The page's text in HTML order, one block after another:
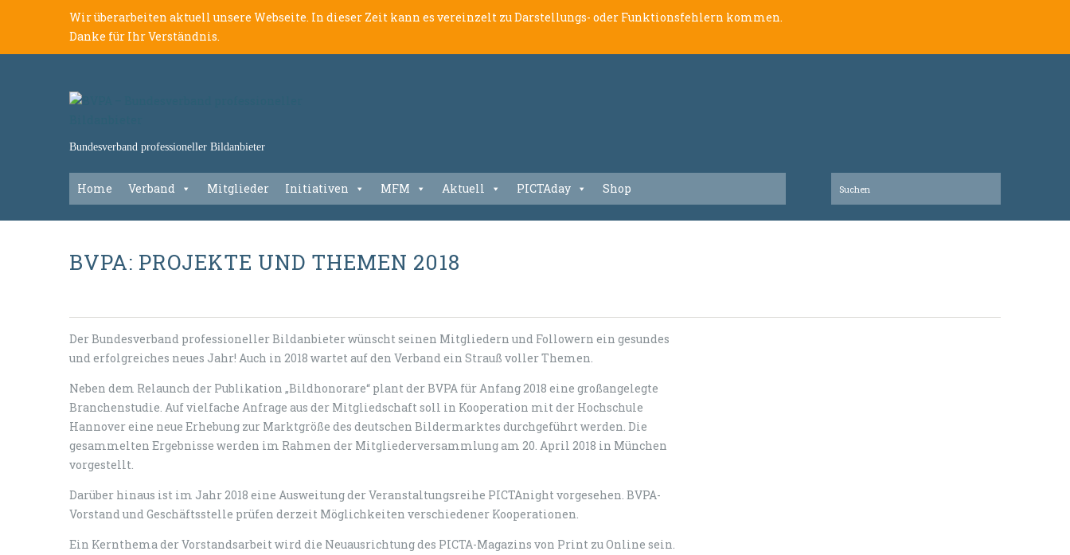
Wir überarbeiten aktuell unsere Webseite. In dieser Zeit kann es vereinzelt zu Darstellungs- oder Funktionsfehlern kommen.
Danke für Ihr Verständnis.
Bundesverband professioneller Bildanbieter
Home Verband Mitglieder Initiativen MFM Aktuell PICTAday Shop
BVPA: PROJEKTE UND THEMEN 2018
Der Bundesverband professioneller Bildanbieter wünscht seinen Mitgliedern und Followern ein gesundes
und erfolgreiches neues Jahr! Auch in 2018 wartet auf den Verband ein Strauß voller Themen.
Neben dem Relaunch der Publikation „Bildhonorare“ plant der BVPA für Anfang 2018 eine großangelegte
Branchenstudie. Auf vielfache Anfrage aus der Mitgliedschaft soll in Kooperation mit der Hochschule
Hannover eine neue Erhebung zur Marktgröße des deutschen Bildermarktes durchgeführt werden. Die
gesammelten Ergebnisse werden im Rahmen der Mitgliederversammlung am 20. April 2018 in München
vorgestellt.
Darüber hinaus ist im Jahr 2018 eine Ausweitung der Veranstaltungsreihe PICTAnight vorgesehen. BVPA-
Vorstand und Geschäftsstelle prüfen derzeit Möglichkeiten verschiedener Kooperationen.
Ein Kernthema der Vorstandsarbeit wird die Neuausrichtung des PICTA-Magazins von Print zu Online sein.